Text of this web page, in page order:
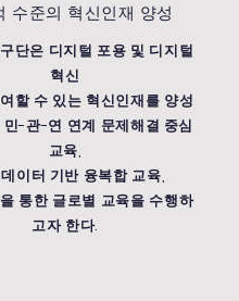
수준의 혁신인재 양성
단은 디지털 포용 및 디지털
혁신
할 수 있는 혁신인재를 양성
민-관-연 연계 문제해결 중심
교육,
이터 기반 융복합 교육,
통한 글로별 교육을 수행하
고자 한다.